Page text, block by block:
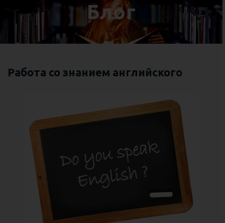
Блог
Работа со знанием английского